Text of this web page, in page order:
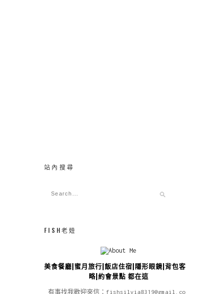
站內搜尋
FISH老妞
美食餐廳|蜜月旅行|飯店住宿|隱形眼鏡|背包客攻
略|約會景點 都在這
有事找我歡迎來信：fishsilvia8319@gmail.com